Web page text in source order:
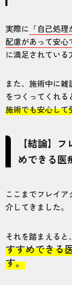
実際に 「自己処
配慮があって安心
に満足されている
また、施術中に
をつくってくれ
施術でも安心し
【結論】
めできる医
ここまでフレイ
介してきました。
それを踏まえると
すすめできる
す。